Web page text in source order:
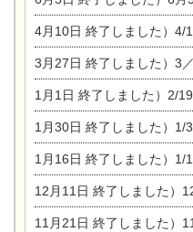
4月10日 終了しました）4/10(日)『
3月27日 終了しました）3／27(日)☆春のリフォー
1月1日 終了しました）2/19.20☆水ま
1月30日 終了しました）1/30☆耐
1月16日 終了しました）1/16(日)☆
12月11日 終了しました）12/11
11月21日 終了しました）11/21(日)22(